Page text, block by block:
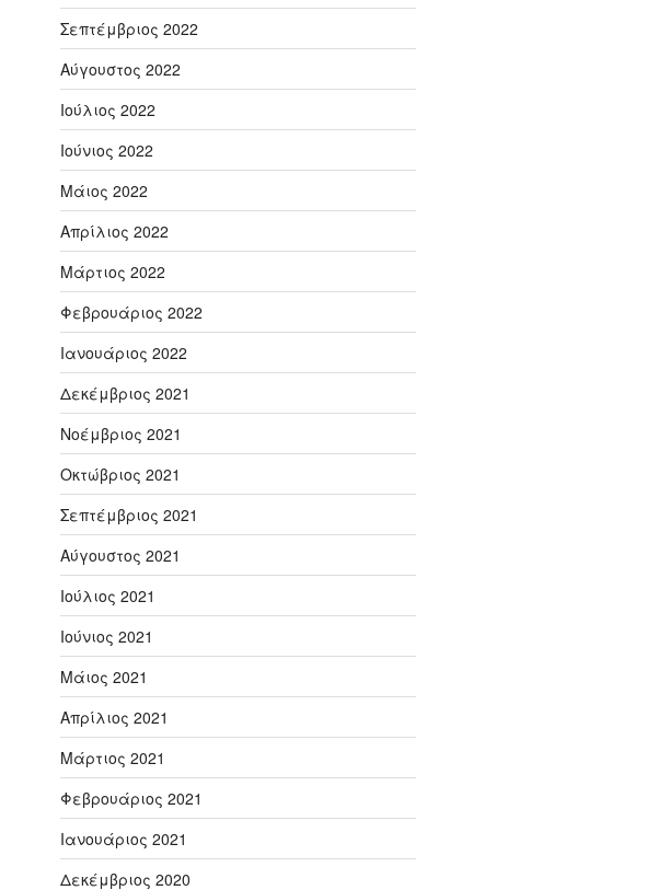
Σεπτέμβριος 2022
Αύγουστος 2022
Ιούλιος 2022
Ιούνιος 2022
Μάιος 2022
Απρίλιος 2022
Μάρτιος 2022
Φεβρουάριος 2022
Ιανουάριος 2022
Δεκέμβριος 2021
Νοέμβριος 2021
Οκτώβριος 2021
Σεπτέμβριος 2021
Αύγουστος 2021
Ιούλιος 2021
Ιούνιος 2021
Μάιος 2021
Απρίλιος 2021
Μάρτιος 2021
Φεβρουάριος 2021
Ιανουάριος 2021
Δεκέμβριος 2020